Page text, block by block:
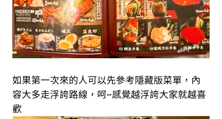
如果第一次來的人可以先參考隱藏版菜單，內
容大多走浮誇路線，呵~感覺越浮誇大家就越喜
歡